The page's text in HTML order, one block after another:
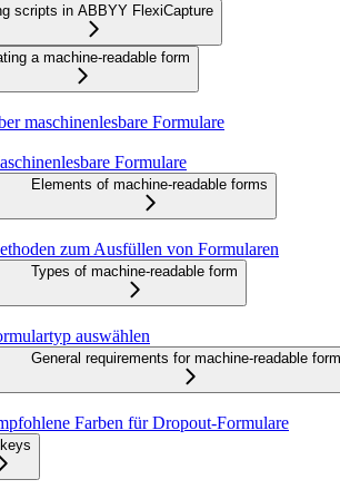
scripts in ABBYY FlexiCapture
a machine-readable form
maschinenlesbare Formulare
Formulare
Elements of machine-readable forms
zum Ausfüllen von Formularen
Types of machine-readable form
auswählen
General requirements for machine-readable
Farben für Dropout-Formulare